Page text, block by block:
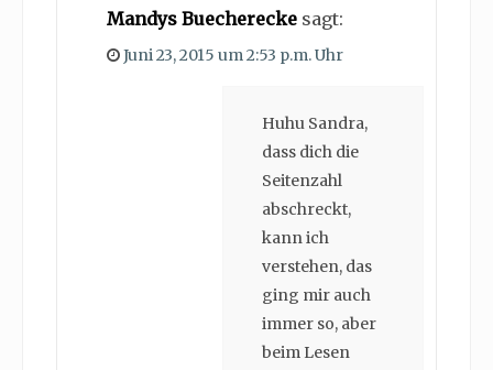
Mandys Buecherecke sagt:
Juni 23, 2015 um 2:53 p.m. Uhr
Huhu Sandra,
dass dich die
Seitenzahl
abschreckt,
kann ich
verstehen, das
ging mir auch
immer so, aber
beim Lesen